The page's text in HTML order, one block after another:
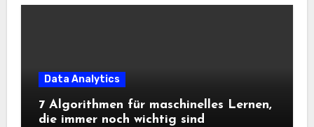
Data Analytics
7 Algorithmen für maschinelles Lernen,
die immer noch wichtig sind